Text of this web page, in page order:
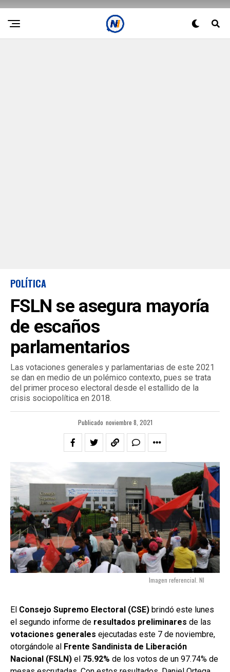
POLÍTICA
FSLN se asegura mayoría
de escaños
parlamentarios
Las votaciones generales y parlamentarias de este 2021
se dan en medio de un polémico contexto, pues se trata
del primer proceso electoral desde el estallido de la
crisis sociopolítica en 2018.
Publicado noviembre 8, 2021
Imagen referencial. NI
El Consejo Supremo Electoral (CSE) brindó este lunes
el segundo informe de resultados preliminares de las
votaciones generales ejecutadas este 7 de noviembre,
otorgándole al Frente Sandinista de Liberación
Nacional (FSLN) el 75.92% de los votos de un 97.74% de